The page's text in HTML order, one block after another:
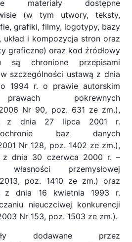
materiały dostępne
(w tym utwory, teksty,
grafiki, filmy, logotypy, bazy
układ i kompozycja stron oraz
graficzne) oraz kod źródłowy
są chronione przepisami
szczególności ustawą z dnia
1994 r. o prawie autorskim
pokrewnych
Nr 90, poz. 631 ze zm.),
z dnia 27 lipca 2001 r.
baz danych
Nr 128, poz. 1402 ze zm.),
z dnia 30 czerwca 2000 r. –
własności przemysłowej
poz. 1410 ze zm.) oraz
z dnia 16 kwietnia 1993 r.
nieuczciwej konkurencji
Nr 153, poz. 1503 ze zm.).
dodawane przez